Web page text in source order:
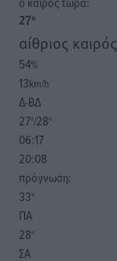
27°
αίθριος καιρός
54%
13km/h
Δ-ΒΔ
27°/28°
06:17
20:08
πρόγνωση:
33°
ΠΑ
28°
ΣΑ